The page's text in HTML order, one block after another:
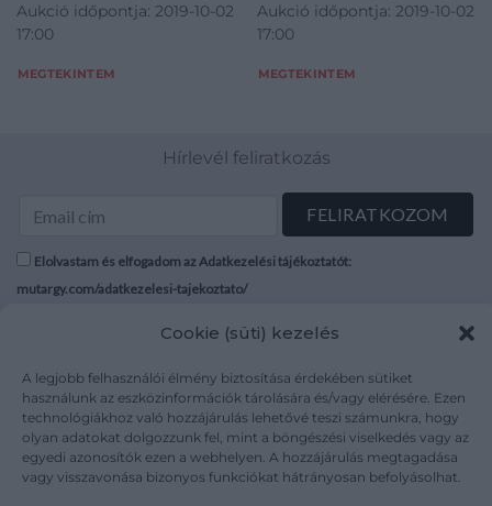
Cookie (süti) kezelés
A legjobb felhasználói élmény biztosítása érdekében sütiket
használunk az eszközinformációk tárolására és/vagy elérésére. Ezen
technológiákhoz való hozzájárulás lehetővé teszi számunkra, hogy
olyan adatokat dolgozzunk fel, mint a böngészési viselkedés vagy az
egyedi azonosítók ezen a webhelyen. A hozzájárulás megtagadása
vagy visszavonása bizonyos funkciókat hátrányosan befolyásolhat.
Aukció időpontja: 2019-10-02
17:00
MEGTEKINTEM
Aukció időpontja: 2019-10-02
17:00
MEGTEKINTEM
Hírlevél feliratkozás
Elolvastam és elfogadom az Adatkezelési tájékoztatót:
mutargy.com/adatkezelesi-tajekoztato/
Médiaajánlat
Karrier
Kapcsolat
Áraink
ÁSZF
Adatvédelem
Impresszum